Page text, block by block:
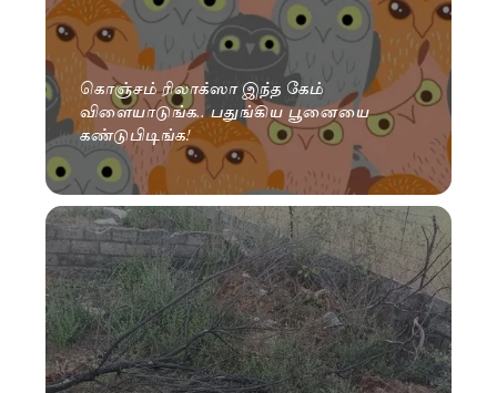
கொஞ்சம் ரிலாக்ஸா இந்த கேம்
விளையாடுங்க.. பதுங்கிய பூனையை
கண்டுபிடிங்க!